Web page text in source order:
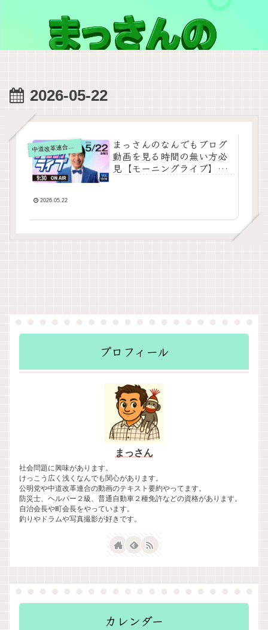
2026-05-22
中道改革連合の動画をテキスト要約
まっさんのなんでもブログ
動画を見る時間の無い方必
見【モーニングライブ】
る新聞情報【 15分解説 / 政
動画 】をテキスト要約
2026.05.22
プロフィール
まっさん
社会問題に興味があります。
けっこう広く浅くなんでも関心があります。
公明党や中道改革連合の動画のテキスト要約やってます。
防災士、ヘルパー２級、普通自動車２種免許などの資格があります。
自治会長や町会長をやっています。
釣りやドラムや写真撮影が好きです。
カレンダー